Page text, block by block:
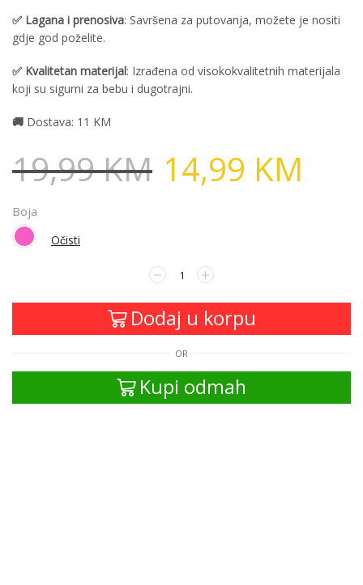
✅ Lagana i prenosiva: Savršena za putovanja, možete je nositi
gdje god poželite.
✅ Kvalitetan materijal: Izrađena od visokokvalitetnih materijala
koji su sigurni za bebu i dugotrajni.
🚚 Dostava: 11 KM
19,99KM 14,99 KM
Boja
Očisti
Dodaj u korpu
OR
Kupi odmah